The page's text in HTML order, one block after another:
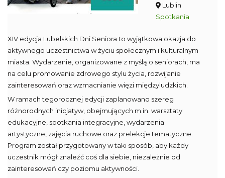
Lublin
Spotkania
XIV edycja Lubelskich Dni Seniora to wyjątkowa okazja do
aktywnego uczestnictwa w życiu społecznym i kulturalnym
miasta. Wydarzenie, organizowane z myślą o seniorach, ma
na celu promowanie zdrowego stylu życia, rozwijanie
zainteresowań oraz wzmacnianie więzi międzyludzkich.
W ramach tegorocznej edycji zaplanowano szereg
różnorodnych inicjatyw, obejmujących m.in. warsztaty
edukacyjne, spotkania integracyjne, wydarzenia
artystyczne, zajęcia ruchowe oraz prelekcje tematyczne.
Program został przygotowany w taki sposób, aby każdy
uczestnik mógł znaleźć coś dla siebie, niezależnie od
zainteresowań czy poziomu aktywności.